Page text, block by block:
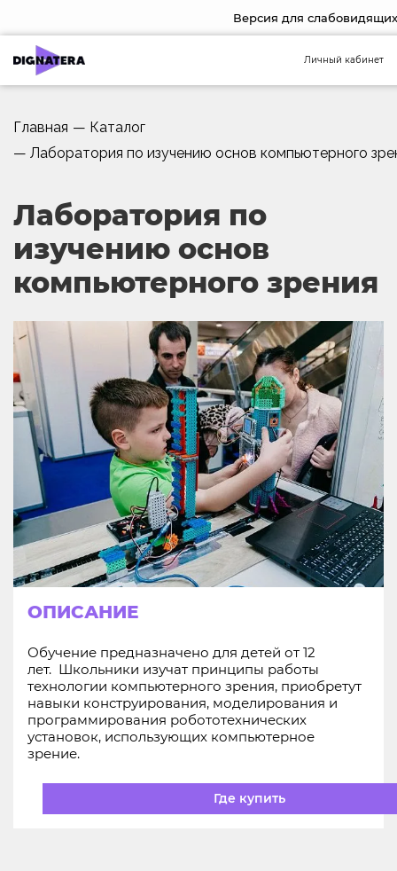
Версия для слабовидящих
Личный кабинет
Главная — Каталог
— Лаборатория по изучению основ компьютерного
Лаборатория по
изучению основ
компьютерного зрения
ОПИСАНИЕ
Обучение предназначено для детей от 12
лет. Школьники изучат принципы работы
технологии компьютерного зрения, приобретут
навыки конструирования, моделирования и
программирования робототехнических
установок, использующих компьютерное
зрение.
Где купить